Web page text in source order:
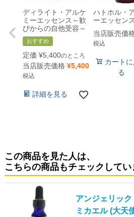
ディライト・アルケ
ミーエッセンス～歓
びからの自他受容～
おすすめ
定価 ¥5,400のところ
当店販売価格 ¥5,400
税込
詳細を見る
ハトホル・
ーエッセンス
当店販売価
税込
カート
る
この商品を見た人は、
こちらの商品もチェックしてい
アンジェリッ
ミカエル (大天